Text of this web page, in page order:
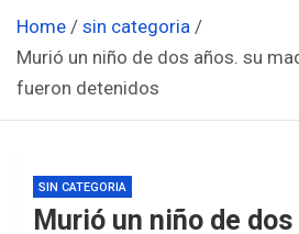
Home
sin categoria
Murió un niño de dos años. su
fueron detenidos
SIN CATEGORIA
Murió un niño de